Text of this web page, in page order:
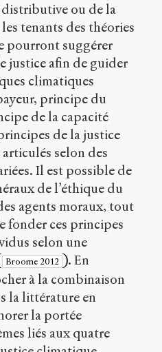
ou de la
tenants des théories
pourront suggérer
justice afin de guider
climatiques
principe du
de la capacité
de la justice
selon des
Il est possible de
de l’éthique du
agents moraux, tout
fonder ces principes
selon une
Broome 2012 ). En
à la combinaison
la littérature en
la portée
liés aux quatre